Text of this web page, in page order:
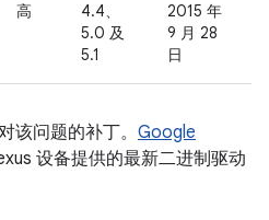
高
4.4、
5.0 及
5.1
2015 年
9 月 28
日
该问题的补丁。 Google
设备提供的最新二进制驱动